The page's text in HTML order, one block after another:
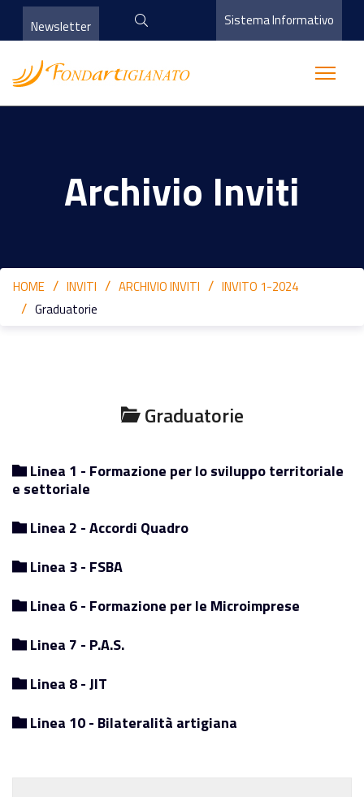
Newsletter Sistema Informativo
Archivio Inviti
HOME INVITI ARCHIVIO INVITI
INVITO 1-2024
Graduatorie
Graduatorie
Linea 1 - Formazione per lo sviluppo territoriale
e settoriale
Linea 2 - Accordi Quadro
Linea 3 - FSBA
Linea 6 - Formazione per le Microimprese
Linea 7 - P.A.S.
Linea 8 - JIT
Linea 10 - Bilateralità artigiana